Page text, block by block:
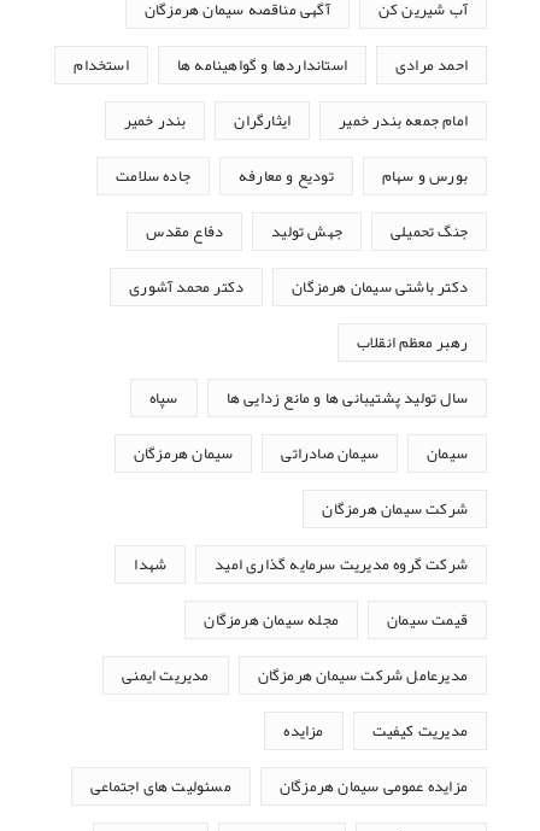
آب شیرین کن آگهی مناقصه سیمان هرمزگان
احمد مرادی استانداردها و گواهینامه ها استخدام
امام جمعه بندر خمیر ایثارگران بندر خمیر
بورس و سهام تودیع و معارفه جاده سلامت
جنگ تحمیلی جهش تولید دفاع مقدس
دکتر باشتی سیمان هرمزگان دکتر محمد آشوری
رهبر معظم انقلاب
سال تولید پشتیبانی ها و مانع زدایی ها سپاه
سیمان سیمان صادراتی سیمان هرمزگان
شرکت سیمان هرمزگان
شرکت گروه مدیریت سرمایه گذاری امید شهدا
قیمت سیمان مجله سیمان هرمزگان
مدیرعامل شرکت سیمان هرمزگان مدیریت ایمنی
مدیریت کیفیت مزایده
مزایده عمومی سیمان هرمزگان مسئولیت های اجتماعی